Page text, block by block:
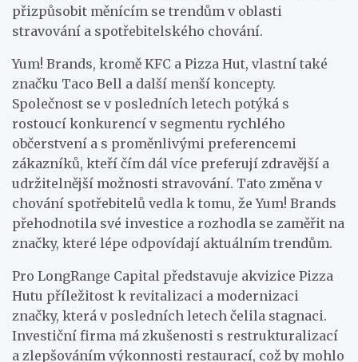
přizpůsobit měnícím se trendům v oblasti
stravování a spotřebitelského chování.
Yum! Brands, kromě KFC a Pizza Hut, vlastní také
značku Taco Bell a další menší koncepty.
Společnost se v posledních letech potýká s
rostoucí konkurencí v segmentu rychlého
občerstvení a s proměnlivými preferencemi
zákazníků, kteří čím dál více preferují zdravější a
udržitelnější možnosti stravování. Tato změna v
chování spotřebitelů vedla k tomu, že Yum! Brands
přehodnotila své investice a rozhodla se zaměřit na
značky, které lépe odpovídají aktuálním trendům.
Pro LongRange Capital představuje akvizice Pizza
Hutu příležitost k revitalizaci a modernizaci
značky, která v posledních letech čelila stagnaci.
Investiční firma má zkušenosti s restrukturalizací
a zlepšováním výkonnosti restaurací, což by mohlo